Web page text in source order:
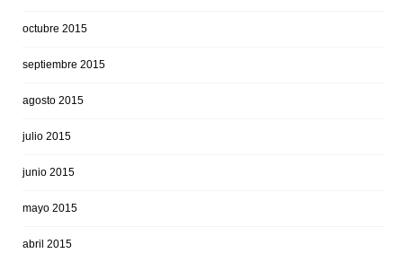
octubre 2015
septiembre 2015
agosto 2015
julio 2015
junio 2015
mayo 2015
abril 2015